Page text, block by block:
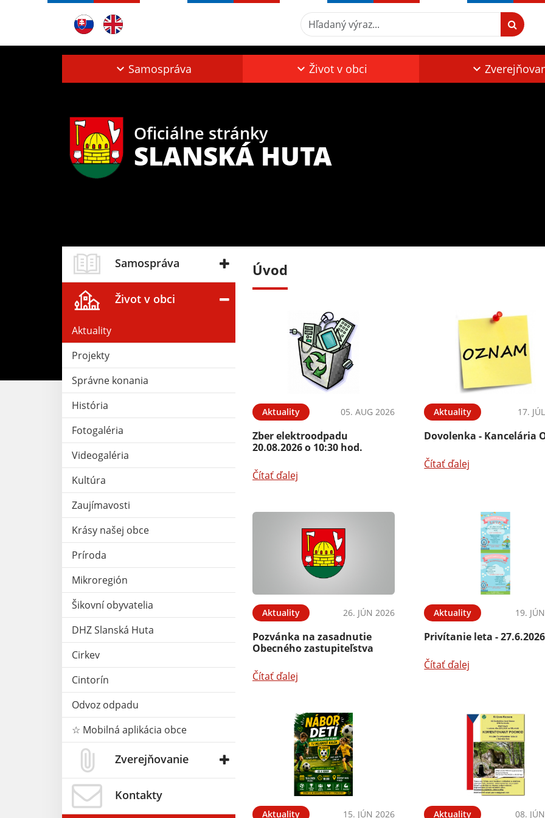
Hľadaný výraz...
Samospráva Život v obci
Oficiálne stránky
SLANSKÁ HUTA
Samospráva
Život v obci
Aktuality
Projekty
Správne konania
História
Fotogaléria
Videogaléria
Kultúra
Zaujímavosti
Krásy našej obce
Príroda
Mikroregión
Šikovní obyvatelia
DHZ Slanská Huta
Cirkev
Cintorín
Odvoz odpadu
☆ Mobilná aplikácia obce
Zverejňovanie
Kontakty
Úvod
25. MÁJ 2026
Rozvoz pizze - PIZZA
SALANČANKA
11. MÁJ 2026 Aktuality
Aktuality 05. AUG 2026
Zber elektroodpadu
20.08.2026 o 10:30 hod.
Čítať ďalej
Aktuality 17.
Dovolenka - Kancelária
Čítať ďalej
Aktuality 26. JÚN 2026
Pozvánka na zasadnutie
Obecného zastupiteľstva
Čítať ďalej
Aktuality 19.
Privítanie leta - 27.6.2026
Čítať ďalej
Aktuality 15. JÚN 2026 Aktuality 08.